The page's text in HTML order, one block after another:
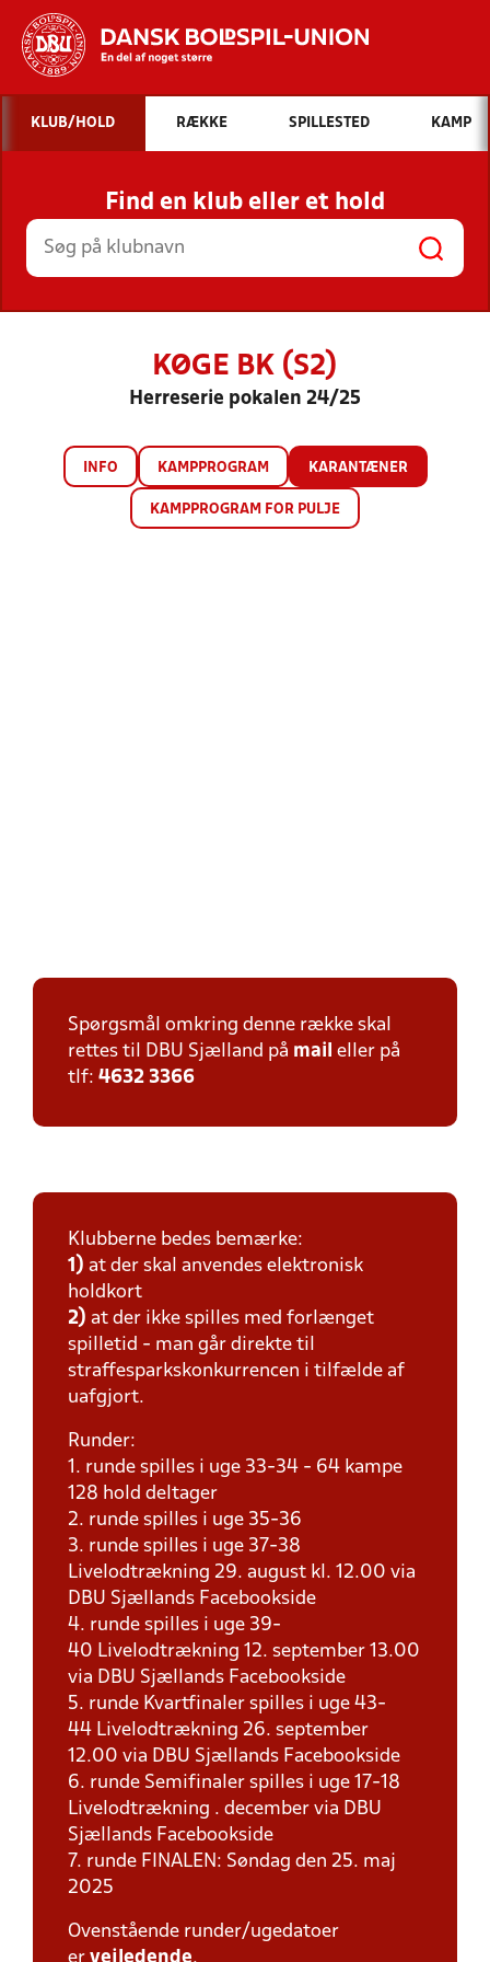
Hvad vil du søge efter?
INDHOLD OG NYHEDER
STILLINGER, RESULTATER, KLUBBER OG
HOLD
KLUB/HOLD RÆKKE SPILLESTED KAMP
Find en klub eller et hold
KØGE BK (S2)
Herreserie pokalen 24/25
INFO KAMPPROGRAM KARANTÆNER
KAMPPROGRAM FOR PULJE
Spørgsmål omkring denne række skal
rettes til DBU Sjælland på mail eller på
tlf: 4632 3366
Klubberne bedes bemærke:
1) at der skal anvendes elektronisk
holdkort
2) at der ikke spilles med forlænget
spilletid - man går direkte til
straffesparkskonkurrencen i tilfælde af
uafgjort.
Runder:
1. runde spilles i uge 33-34 - 64 kampe
128 hold deltager
2. runde spilles i uge 35-36
3. runde spilles i uge 37-38
Livelodtrækning 29. august kl. 12.00 via
DBU Sjællands Facebookside
4. runde spilles i uge 39-
40 Livelodtrækning 12. september 13.00
via DBU Sjællands Facebookside
5. runde Kvartfinaler spilles i uge 43-
44 Livelodtrækning 26. september
12.00 via DBU Sjællands Facebookside
6. runde Semifinaler spilles i uge 17-18
Livelodtrækning . december via DBU
Sjællands Facebookside
7. runde FINALEN: Søndag den 25. maj
2025
Ovenstående runder/ugedatoer
er vejledende.